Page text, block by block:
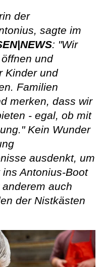
der
sagte im
: "Wir
und
Kinder und
Familien
merken, dass wir
- egal, ob mit
Kein Wunder
ausdenkt, um
Antonius-Boot
auch
der Nistkästen